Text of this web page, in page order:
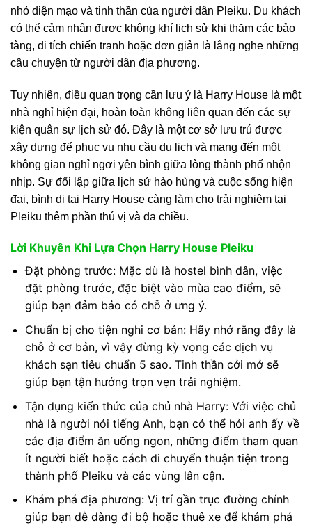
nhỏ diện mạo và tinh thần của người dân Pleiku. Du khách
có thể cảm nhận được không khí lịch sử khi thăm các bảo
tàng, di tích chiến tranh hoặc đơn giản là lắng nghe những
câu chuyện từ người dân địa phương.
Tuy nhiên, điều quan trọng cần lưu ý là Harry House là một
nhà nghỉ hiện đại, hoàn toàn không liên quan đến các sự
kiện quân sự lịch sử đó. Đây là một cơ sở lưu trú được
xây dựng để phục vụ nhu cầu du lịch và mang đến một
không gian nghỉ ngơi yên bình giữa lòng thành phố nhộn
nhịp. Sự đối lập giữa lịch sử hào hùng và cuộc sống hiện
đại, bình dị tại Harry House càng làm cho trải nghiệm tại
Pleiku thêm phần thú vị và đa chiều.
Lời Khuyên Khi Lựa Chọn Harry House Pleiku
Đặt phòng trước: Mặc dù là hostel bình dân, việc
đặt phòng trước, đặc biệt vào mùa cao điểm, sẽ
giúp bạn đảm bảo có chỗ ở ưng ý.
Chuẩn bị cho tiện nghi cơ bản: Hãy nhớ rằng đây là
chỗ ở cơ bản, vì vậy đừng kỳ vọng các dịch vụ
khách sạn tiêu chuẩn 5 sao. Tinh thần cởi mở sẽ
giúp bạn tận hưởng trọn vẹn trải nghiệm.
Tận dụng kiến thức của chủ nhà Harry: Với việc chủ
nhà là người nói tiếng Anh, bạn có thể hỏi anh ấy về
các địa điểm ăn uống ngon, những điểm tham quan
ít người biết hoặc cách di chuyển thuận tiện trong
thành phố Pleiku và các vùng lân cận.
Khám phá địa phương: Vị trí gần trục đường chính
giúp bạn dễ dàng đi bộ hoặc thuê xe để khám phá